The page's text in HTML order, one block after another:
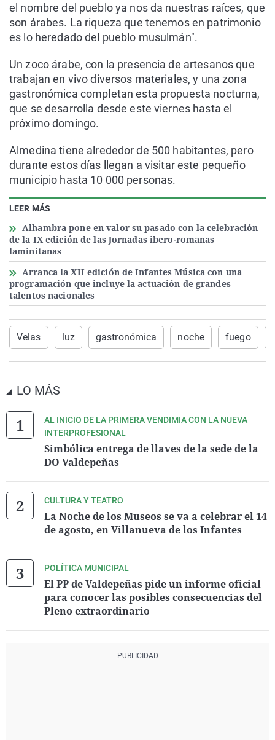
LEER MÁS
Alhambra pone en valor su pasado con la celebración
de la IX edición de las Jornadas ibero-romanas
laminitanas
Arranca la XII edición de Infantes Música con una
programación que incluye la actuación de grandes
talentos nacionales
el nombre del pueblo ya nos da nuestras raíces, que
son árabes. La riqueza que tenemos en patrimonio
es lo heredado del pueblo musulmán".
Un zoco árabe, con la presencia de artesanos que
trabajan en vivo diversos materiales, y una zona
gastronómica completan esta propuesta nocturna,
que se desarrolla desde este viernes hasta el
próximo domingo.
Almedina tiene alrededor de 500 habitantes, pero
durante estos días llegan a visitar este pequeño
municipio hasta 10 000 personas.
Velas luz gastronómica noche fuego
LO MÁS
AL INICIO DE LA PRIMERA VENDIMIA CON LA NUEVA
INTERPROFESIONAL
Simbólica entrega de llaves de la sede de la
DO Valdepeñas
CULTURA Y TEATRO
La Noche de los Museos se va a celebrar el 14
de agosto, en Villanueva de los Infantes
POLÍTICA MUNICIPAL
El PP de Valdepeñas pide un informe oficial
para conocer las posibles consecuencias del
Pleno extraordinario